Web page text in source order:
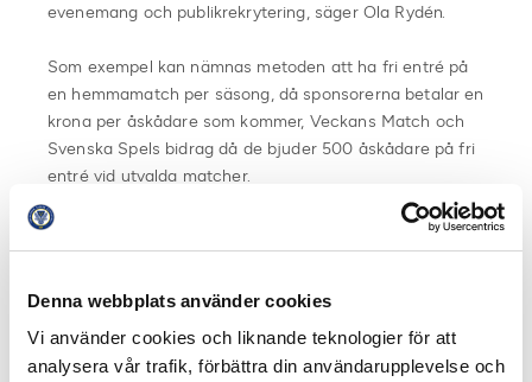
Denna webbplats använder cookies
Vi använder cookies och liknande teknologier för att
analysera vår trafik, förbättra din användarupplevelse och
evenemang och publikrekrytering, säger Ola Rydén.
Som exempel kan nämnas metoden att ha fri entré på
en hemmamatch per säsong, då sponsorerna betalar en
krona per åskådare som kommer, Veckans Match och
Svenska Spels bidrag då de bjuder 500 åskådare på fri
entré vid utvalda matcher.
Mycket glädjande kan vi också konstatera ett nytt
publikrekord när Hammarby tog nya Tele2 arena i
åskådare.
– En fin och eftersträvansvärd förening är Östersunds